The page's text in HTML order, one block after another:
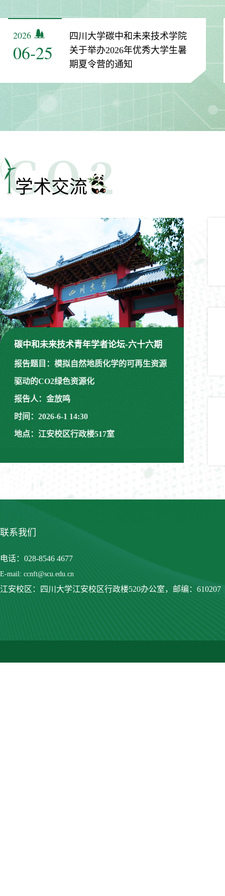
2026
06-25
四川大学碳中和未来技术学院
关于举办2026年优秀大学生暑
期夏令营的通知
学术交流
碳中和未来技术青年学者论坛-六十六期
报告题目：模拟自然地质化学的可再生资源
驱动的CO2绿色资源化
报告人：金放鸣
时间：2026-6-1 14:30
地点：江安校区行政楼517室
联系我们
电话：028-8546 4677
E-mail: ccnft@scu.edu.cn
江安校区：四川大学江安校区行政楼520办公室， 邮编：610207